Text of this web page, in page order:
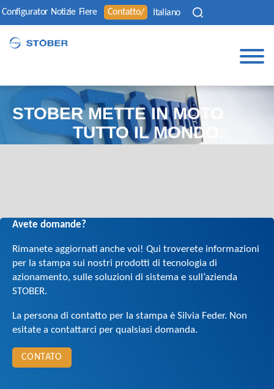
Configurator Notizie Fiere Contatto/ Italiano
STOBER METTE IN MOTO
TUTTO IL MONDO.
Avete domande?
Rimanete aggiornati anche voi! Qui troverete informazioni
per la stampa sui nostri prodotti di tecnologia di
azionamento, sulle soluzioni di sistema e sull’azienda
STOBER.
La persona di contatto per la stampa è Silvia Feder. Non
esitate a contattarci per qualsiasi domanda.
CONTATO